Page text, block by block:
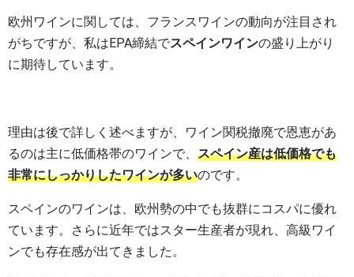
欧州ワインに関しては、フランスワインの動向が注目され
がちですが、私はEPA締結でスペインワインの盛り上がり
に期待しています。
理由は後で詳しく述べますが、ワイン関税撤廃で恩恵があ
るのは主に低価格帯のワインで、 スペイン産は低価格でも
非常にしっかりしたワインが多いのです。
スペインのワインは、欧州勢の中でも抜群にコスパに優れ
ています。さらに近年ではスター生産者が現れ、高級ワイ
ンでも存在感が出てきました。